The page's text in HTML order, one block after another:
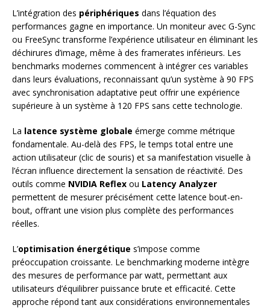
L’intégration des périphériques dans l’équation des
performances gagne en importance. Un moniteur avec G-Sync
ou FreeSync transforme l’expérience utilisateur en éliminant les
déchirures d’image, même à des framerates inférieurs. Les
benchmarks modernes commencent à intégrer ces variables
dans leurs évaluations, reconnaissant qu’un système à 90 FPS
avec synchronisation adaptative peut offrir une expérience
supérieure à un système à 120 FPS sans cette technologie.
La latence système globale émerge comme métrique
fondamentale. Au-delà des FPS, le temps total entre une
action utilisateur (clic de souris) et sa manifestation visuelle à
l’écran influence directement la sensation de réactivité. Des
outils comme NVIDIA Reflex ou Latency Analyzer
permettent de mesurer précisément cette latence bout-en-
bout, offrant une vision plus complète des performances
réelles.
L’optimisation énergétique s’impose comme
préoccupation croissante. Le benchmarking moderne intègre
des mesures de performance par watt, permettant aux
utilisateurs d’équilibrer puissance brute et efficacité. Cette
approche répond tant aux considérations environnementales